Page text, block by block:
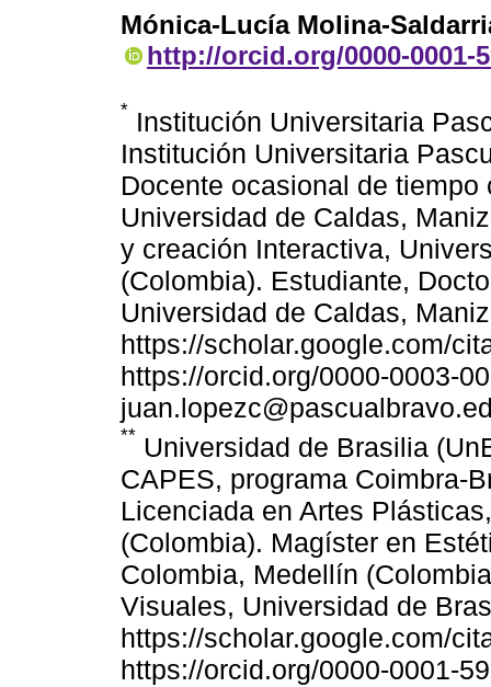
Mónica-Lucía Molina-
http://orcid.org/0000-0001-
* Institución Universitaria
Institución Universitaria
Docente ocasional de
Universidad de Caldas,
y creación Interactiva,
(Colombia). Estudiante,
Universidad de Caldas,
https://scholar.google.com/
https://orcid.org/0000-0003-
** Universidad de Brasilia
CAPES, programa Coimbra-
Licenciada en Artes
(Colombia). Magíster en
Colombia, Medellín
Visuales, Universidad de
https://scholar.google.com/
https://orcid.org/0000-0001-